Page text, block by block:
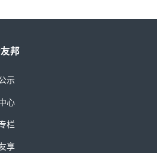
邦
示
心
栏
享